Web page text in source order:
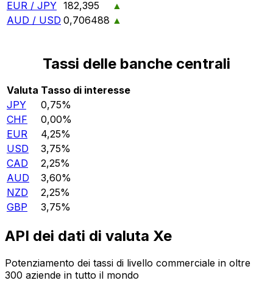
EUR / JPY 182,395
▲
AUD / USD 0,706488 ▲
Tassi delle banche centrali
Valuta Tasso di interesse
JPY
0,75%
CHF
0,00%
EUR
4,25%
USD
3,75%
CAD
2,25%
AUD
3,60%
NZD
2,25%
GBP
3,75%
API dei dati di valuta Xe
Potenziamento dei tassi di livello commerciale in oltre
300 aziende in tutto il mondo